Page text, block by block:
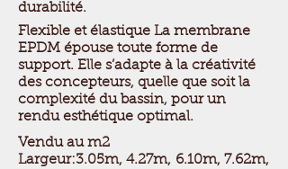
durabilité.
Flexible et élastique La membrane
EPDM épouse toute forme de
support. Elle s’adapte à la créativité
des concepteurs, quelle que soit la
complexité du bassin, pour un
rendu esthétique optimal.
Vendu au m2
Largeur:3.05m, 4.27m, 6.10m, 7.62m,